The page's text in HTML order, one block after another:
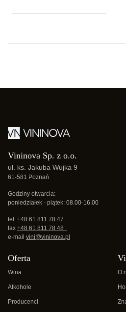
Vininova Sp. z o.o.
ul. ks. Jakuba Wujka 9
61-581 Poznań
Godziny otwarcia:
poniedziałek - piątek: 08.00-16.00
tel. +48 61 811 78 47
fax +48 61 811 78 48
e-mail vini@vininova.pl
Oferta
Wina
Alkohole
Producenci
O